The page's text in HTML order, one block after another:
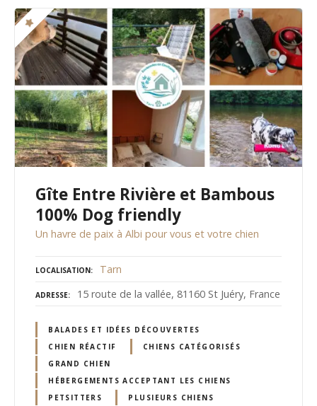
Gîte Entre Rivière et Bambous
100% Dog friendly
Un havre de paix à Albi pour vous et votre chien
LOCALISATION Tarn
ADRESSE 15 route de la vallée, 81160 St Juéry, France
BALADES ET IDÉES DÉCOUVERTES
CHIEN RÉACTIF
CHIENS CATÉGORISÉS
GRAND CHIEN
HÉBERGEMENTS ACCEPTANT LES CHIENS
PETSITTERS
PLUSIEURS CHIENS